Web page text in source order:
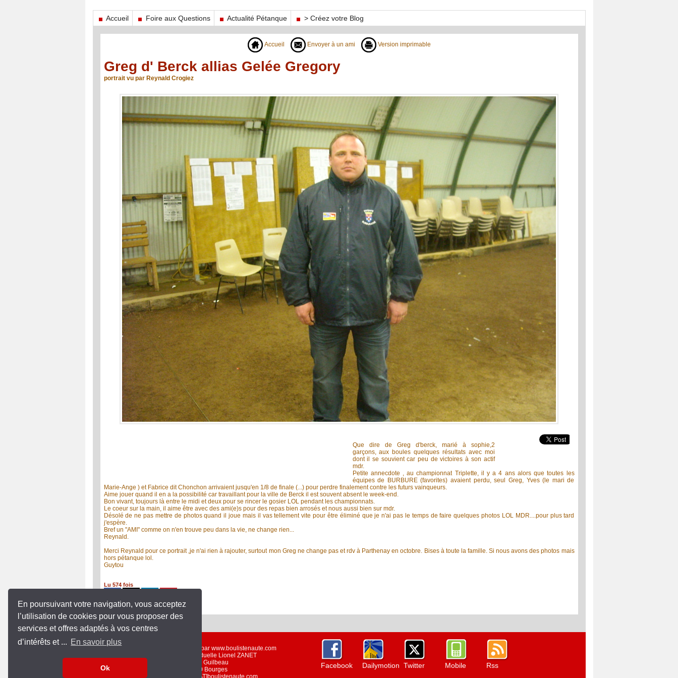
En poursuivant votre navigation, vous acceptez
l’utilisation de cookies pour vous proposer des
services et offres adaptés à vos centres
d’intérêts et ... En savoir plus
Ok
Accueil Foire aux Questions Actualité Pétanque > Créez votre Blog
Accueil Envoyer à un ami Version imprimable
Greg d' Berck allias Gelée Gregory
portrait vu par Reynald Crogiez
Que dire de Greg d'berck, marié à sophie,2
garçons, aux boules quelques résultats avec moi
dont il se souvient car peu de victoires à son actif
mdr.
Petite annecdote , au championnat Triplette, il y a 4 ans alors que toutes les
équipes de BURBURE (favorites) avaient perdu, seul Greg, Yves (le mari de
Marie-Ange ) et Fabrice dit Chonchon arrivaient jusqu'en 1/8 de finale (...) pour perdre finalement contre les futurs vainqueurs.
Aime jouer quand il en a la possibilité car travaillant pour la ville de Berck il est souvent absent le week-end.
Bon vivant, toujours là entre le midi et deux pour se rincer le gosier LOL pendant les championnats.
Le coeur sur la main, il aime être avec des ami(e)s pour des repas bien arrosés et nous aussi bien sur mdr.
Désolé de ne pas mettre de photos quand il joue mais il vas tellement vite pour être éliminé que je n'ai pas le temps de faire quelques photos LOL MDR....pour plus tard
j'espère.
Bref un "AMI" comme on n'en trouve peu dans la vie, ne change rien...
Reynald.
Merci Reynald pour ce portrait ,je n'ai rien à rajouter, surtout mon Greg ne change pas et rdv à Parthenay en octobre. Bises à toute la famille. Si nous avons des photos mais
hors pétanque lol.
Guytou
Lu 574 fois
Un service gratuit offert par www.boulistenaute.com
Entreprise Individuelle Lionel ZANET
19 rue Guilbeau
18000 Bourges
Email : contacts[AT]boulistenaute.com
Facebook Dailymotion Twitter Mobile Rss